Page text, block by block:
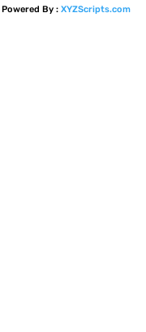
Powered By : XYZScripts.com